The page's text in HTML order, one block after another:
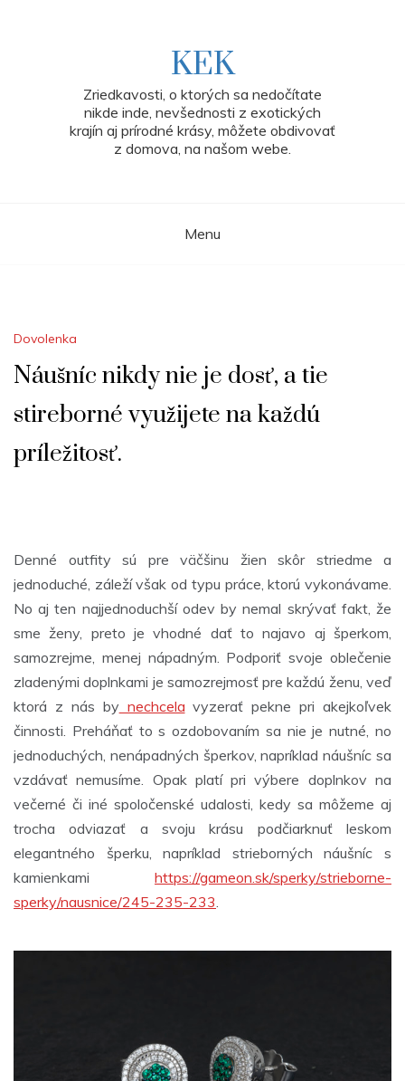
KEK
Zriedkavosti, o ktorých sa nedočítate
nikde inde, nevšednosti z exotických
krajín aj prírodné krásy, môžete obdivovať
z domova, na našom webe.
Menu
Dovolenka
Náušníc nikdy nie je dosť, a tie
stireborné využijete na každú
príležitosť.
Denné outfity sú pre väčšinu žien skôr striedme a
jednoduché, záleží však od typu práce, ktorú vykonávame.
No aj ten najjednoduchší odev by nemal skrývať fakt, že
sme ženy, preto je vhodné dať to najavo aj šperkom,
samozrejme, menej nápadným. Podporiť svoje oblečenie
zladenými doplnkami je samozrejmosť pre každú ženu, veď
ktorá z nás by nechcela vyzerať pekne pri akejkoľvek
činnosti. Preháňať to s ozdobovaním sa nie je nutné, no
jednoduchých, nenápadných šperkov, napríklad náušníc sa
vzdávať nemusíme. Opak platí pri výbere doplnkov na
večerné či iné spoločenské udalosti, kedy sa môžeme aj
trocha odviazať a svoju krásu podčiarknuť leskom
elegantného šperku, napríklad strieborných náušníc s
kamienkami https://gameon.sk/sperky/strieborne-
sperky/nausnice/245-235-233.